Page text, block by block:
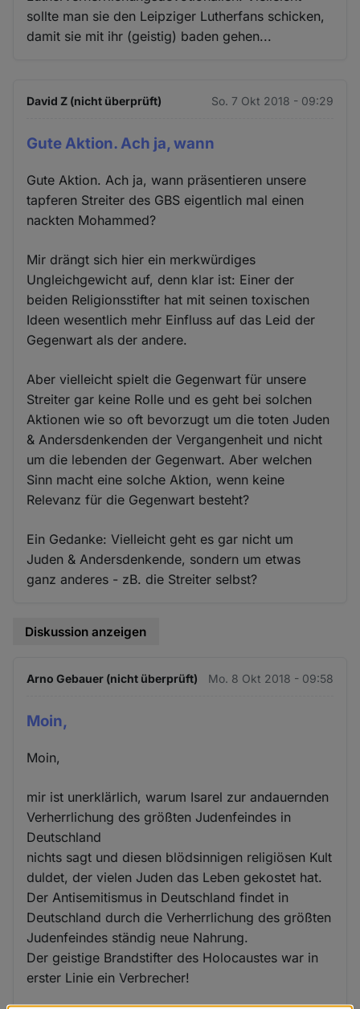
sollte man sie den Leipziger Lutherfans schicken,
damit sie mit ihr (geistig) baden gehen...
David Z (nicht überprüft) So. 7 Okt 2018 - 09:29
Gute Aktion. Ach ja, wann
Gute Aktion. Ach ja, wann präsentieren unsere
tapferen Streiter des GBS eigentlich mal einen
nackten Mohammed?
Mir drängt sich hier ein merkwürdiges
Ungleichgewicht auf, denn klar ist: Einer der
beiden Religionsstifter hat mit seinen toxischen
Ideen wesentlich mehr Einfluss auf das Leid der
Gegenwart als der andere.
Aber vielleicht spielt die Gegenwart für unsere
Streiter gar keine Rolle und es geht bei solchen
Aktionen wie so oft bevorzugt um die toten Juden
& Andersdenkenden der Vergangenheit und nicht
um die lebenden der Gegenwart. Aber welchen
Sinn macht eine solche Aktion, wenn keine
Relevanz für die Gegenwart besteht?
Ein Gedanke: Vielleicht geht es gar nicht um
Juden & Andersdenkende, sondern um etwas
ganz anderes - zB. die Streiter selbst?
Diskussion anzeigen
Arno Gebauer (nicht überprüft) Mo. 8 Okt 2018 - 09:58
Moin,
Moin,
mir ist unerklärlich, warum Isarel zur andauernden
Verherrlichung des größten Judenfeindes in
Deutschland
nichts sagt und diesen blödsinnigen religiösen Kult
duldet, der vielen Juden das Leben gekostet hat.
Der Antisemitismus in Deutschland findet in
Deutschland durch die Verherrlichung des größten
Judenfeindes ständig neue Nahrung.
Der geistige Brandstifter des Holocaustes war in
erster Linie ein Verbrecher!